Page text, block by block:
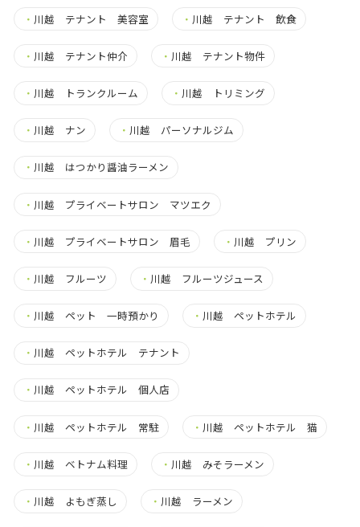
・ 川越 テナント 美容室 ・ 川越 テナント 飲食
・ 川越 テナント仲介 ・ 川越 テナント物件
・ 川越 トランクルーム ・ 川越 トリミング
・ 川越 ナン ・ 川越 パーソナルジム
・ 川越 はつかり醤油ラーメン
・ 川越 プライベートサロン マツエク
・ 川越 プライベートサロン 眉毛 ・ 川越 プリン
・ 川越 フルーツ ・ 川越 フルーツジュース
・ 川越 ペット 一時預かり ・ 川越 ペットホテル
・ 川越 ペットホテル テナント
・ 川越 ペットホテル 個人店
・ 川越 ペットホテル 常駐 ・ 川越 ペットホテル 猫
・ 川越 ベトナム料理 ・ 川越 みそラーメン
・ 川越 よもぎ蒸し ・ 川越 ラーメン